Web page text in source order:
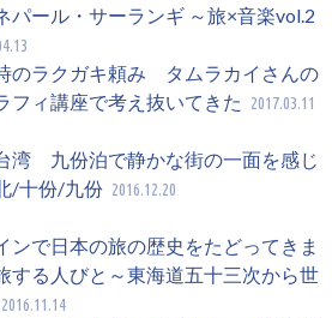
パール・サーランギ ～旅×音楽vol.2
のラクガキ頼み タムラカイさんの
フィ講座で考え抜いてきた
2017.03.11
湾 九份泊で静かな街の一面を感じ
/十份/九份 2016.12.20
ンで日本の旅の歴史をたどってきま
る人びと～東海道五十三次から世
2016.11.14